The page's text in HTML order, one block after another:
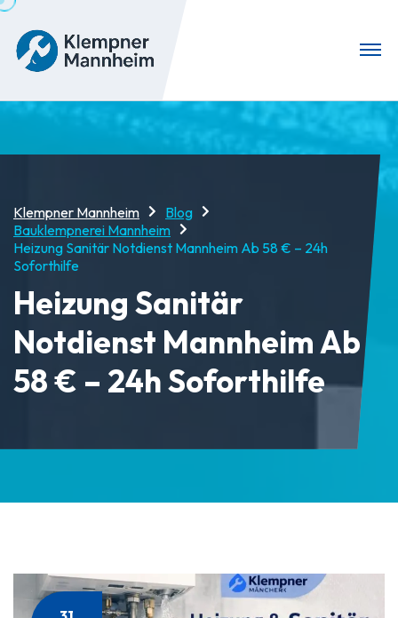
Klempner Mannheim
Blog
Bauklempnerei Mannheim
Heizung Sanitär Notdienst Mannheim Ab 58 € – 24h
Soforthilfe
Heizung Sanitär
Notdienst Mannheim Ab
58 € – 24h Soforthilfe